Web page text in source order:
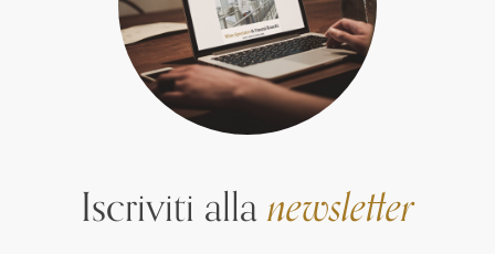
Iscriviti allanewsletter